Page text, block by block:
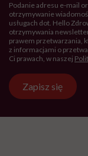
Podanie adresu e-mail
otrzymywanie
usługach dot. Hello
otrzymywania
prawem przetwarzania,
z informacjami o
Ci prawach, w naszej
Zapisz się